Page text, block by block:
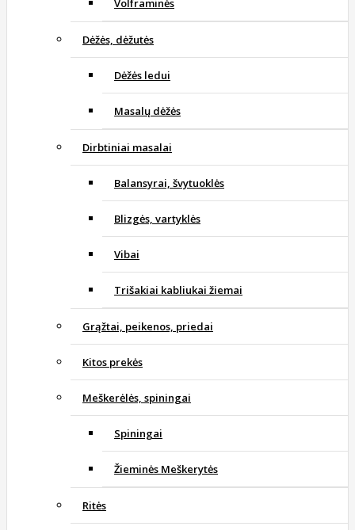
Volframinės
Dėžės, dėžutės
Dėžės ledui
Masalų dėžės
Dirbtiniai masalai
Balansyrai, švytuoklės
Blizgės, vartyklės
Vibai
Trišakiai kabliukai žiemai
Grąžtai, peikenos, priedai
Kitos prekės
Meškerėlės, spiningai
Spiningai
Žieminės Meškerytės
Ritės